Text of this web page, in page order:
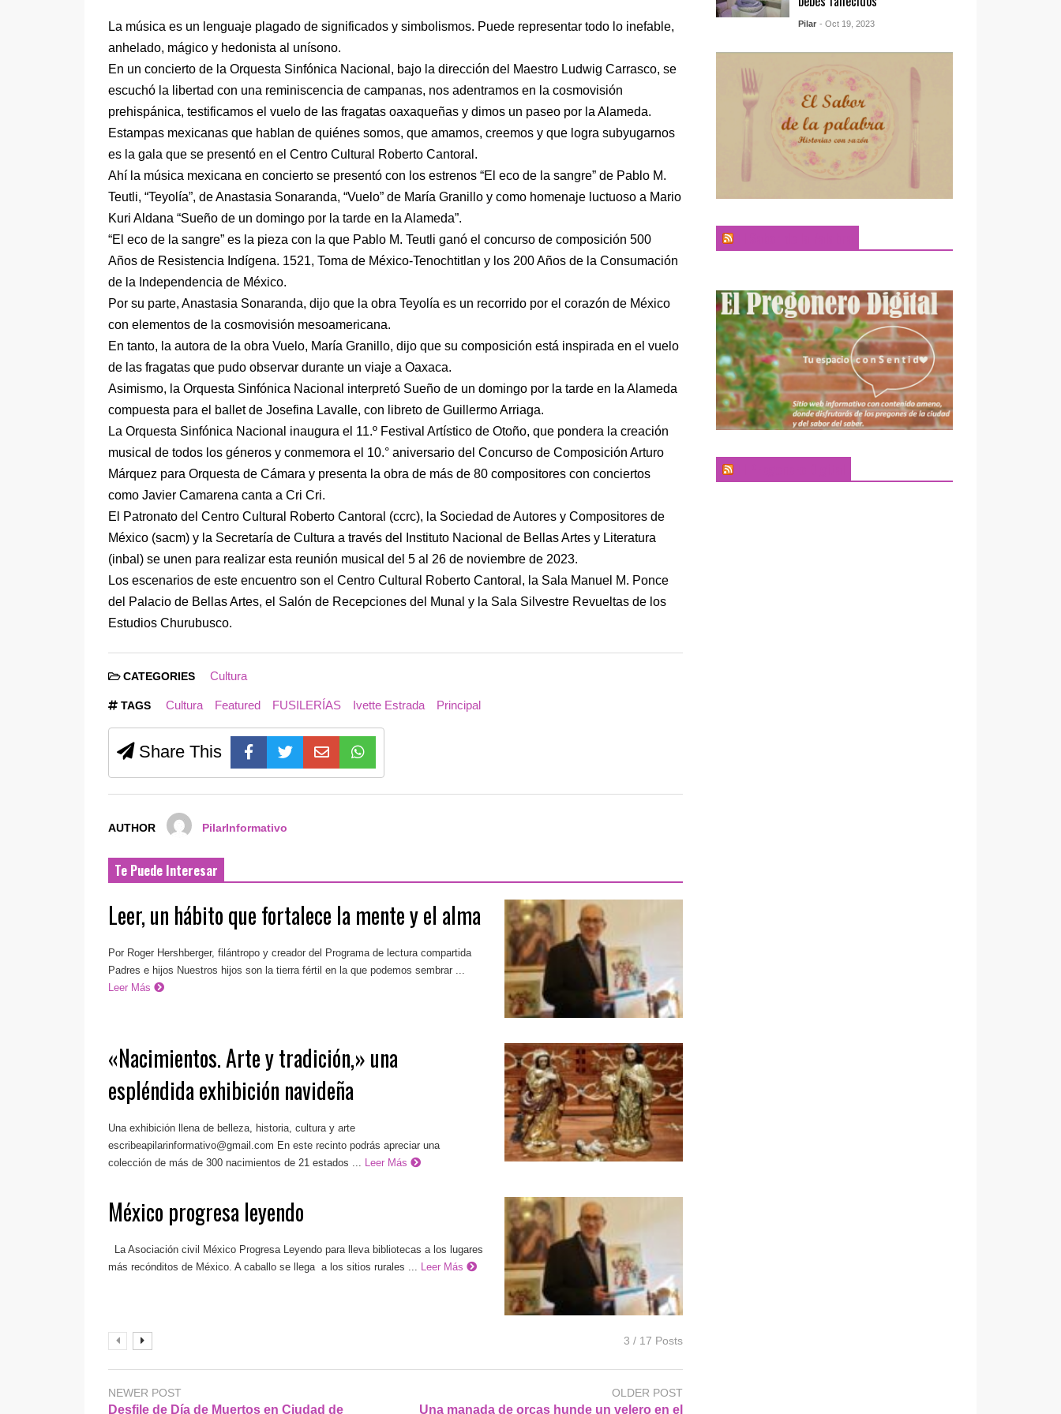
La música es un lenguaje plagado de significados y simbolismos. Puede representar todo lo inefable,
anhelado, mágico y hedonista al unísono.
En un concierto de la Orquesta Sinfónica Nacional, bajo la dirección del Maestro Ludwig Carrasco, se
escuchó la libertad con una reminiscencia de campanas, nos adentramos en la cosmovisión
prehispánica, testificamos el vuelo de las fragatas oaxaqueñas y dimos un paseo por la Alameda.
Estampas mexicanas que hablan de quiénes somos, que amamos, creemos y que logra subyugarnos
es la gala que se presentó en el Centro Cultural Roberto Cantoral.
Ahí la música mexicana en concierto se presentó con los estrenos “El eco de la sangre” de Pablo M.
Teutli, “Teyolía”, de Anastasia Sonaranda, “Vuelo” de María Granillo y como homenaje luctuoso a Mario
Kuri Aldana “Sueño de un domingo por la tarde en la Alameda”.
“El eco de la sangre” es la pieza con la que Pablo M. Teutli ganó el concurso de composición 500
Años de Resistencia Indígena. 1521, Toma de México-Tenochtitlan y los 200 Años de la Consumación
de la Independencia de México.
Por su parte, Anastasia Sonaranda, dijo que la obra Teyolía es un recorrido por el corazón de México
con elementos de la cosmovisión mesoamericana.
En tanto, la autora de la obra Vuelo, María Granillo, dijo que su composición está inspirada en el vuelo
de las fragatas que pudo observar durante un viaje a Oaxaca.
Asimismo, la Orquesta Sinfónica Nacional interpretó Sueño de un domingo por la tarde en la Alameda
compuesta para el ballet de Josefina Lavalle, con libreto de Guillermo Arriaga.
La Orquesta Sinfónica Nacional inaugura el 11.º Festival Artístico de Otoño, que pondera la creación
musical de todos los géneros y conmemora el 10.° aniversario del Concurso de Composición Arturo
Márquez para Orquesta de Cámara y presenta la obra de más de 80 compositores con conciertos
como Javier Camarena canta a Cri Cri.
El Patronato del Centro Cultural Roberto Cantoral (ccrc), la Sociedad de Autores y Compositores de
México (sacm) y la Secretaría de Cultura a través del Instituto Nacional de Bellas Artes y Literatura
(inbal) se unen para realizar esta reunión musical del 5 al 26 de noviembre de 2023.
Los escenarios de este encuentro son el Centro Cultural Roberto Cantoral, la Sala Manuel M. Ponce
del Palacio de Bellas Artes, el Salón de Recepciones del Munal y la Sala Silvestre Revueltas de los
Estudios Churubusco.
CATEGORIES Cultura
TAGS Cultura Featured FUSILERÍAS Ivette Estrada Principal
Share This
AUTHOR PilarInformativo
Te Puede Interesar
Leer, un hábito que fortalece la mente y el alma
Por Roger Hershberger, filántropo y creador del Programa de lectura compartida
Padres e hijos Nuestros hijos son la tierra fértil en la que podemos sembrar ...
Leer Más
«Nacimientos. Arte y tradición,» una
espléndida exhibición navideña
Una exhibición llena de belleza, historia, cultura y arte
escribeapilarinformativo@gmail.com En este recinto podrás apreciar una
colección de más de 300 nacimientos de 21 estados ... Leer Más
México progresa leyendo
La Asociación civil México Progresa Leyendo para lleva bibliotecas a los lugares
más recónditos de México. A caballo se llega a los sitios rurales ...
Leer Más
3 / 17 Posts
NEWER POST
Desfile de Día de Muertos en Ciudad de
OLDER POST
Una manada de orcas hunde un velero en el
Pilar - Oct 19, 2023